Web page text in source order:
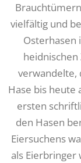
vielfältig und
Osterhasen
heidnischen
verwandelte,
Hase bis heute
ersten
den Hasen
Eiersuchens
als Eierbringer